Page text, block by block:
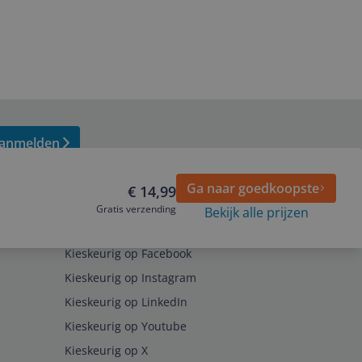
€ 14,99
Gratis verzending
Ga naar goedkoopste
Bekijk alle prijzen
Kieskeurig op Facebook
Kieskeurig op Instagram
Kieskeurig op LinkedIn
Kieskeurig op Youtube
Kieskeurig op X